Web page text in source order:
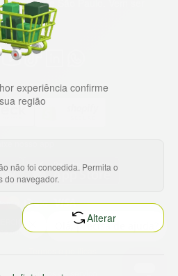
interior de São Paulo. Vem ser
DE ALIMENTOS S.A
09.000.493/0002-15
Termos de serviço
experiência confirme
sua região
não foi concedida. Permita o
do navegador.
Alterar